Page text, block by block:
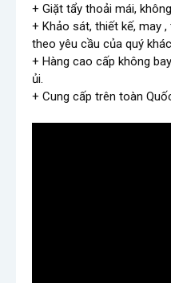
+ Giặt tẩy thoải mái,
+ Khảo sát, thiết kế, may
theo yêu cầu của quý
+ Hàng cao cấp không
ủi.
+ Cung cấp trên toàn